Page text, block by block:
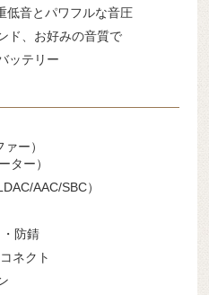
低音とパワフルな音圧
ド、お好みの音質で
ッテリー
ー）
ター）
AAC/SBC）
防錆
ネクト